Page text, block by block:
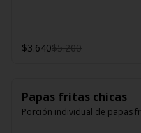
$3.640$5.200
Papas fritas chicas
Porción individual de papas